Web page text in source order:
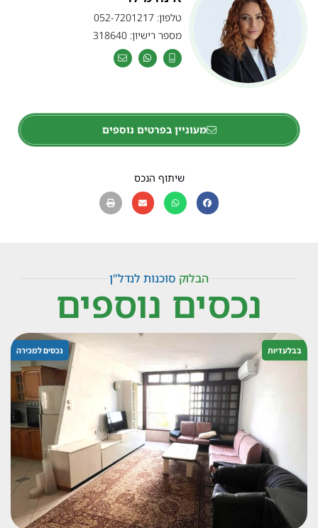
טלפון: 052-7201217
מספר רישיון: 318640
מעוניין בפרטים נוספים
שיתוף הנכס
הבלוק סוכנות לנדל"ן
נכסים נוספים
נכסים למכירה בבלעדיות